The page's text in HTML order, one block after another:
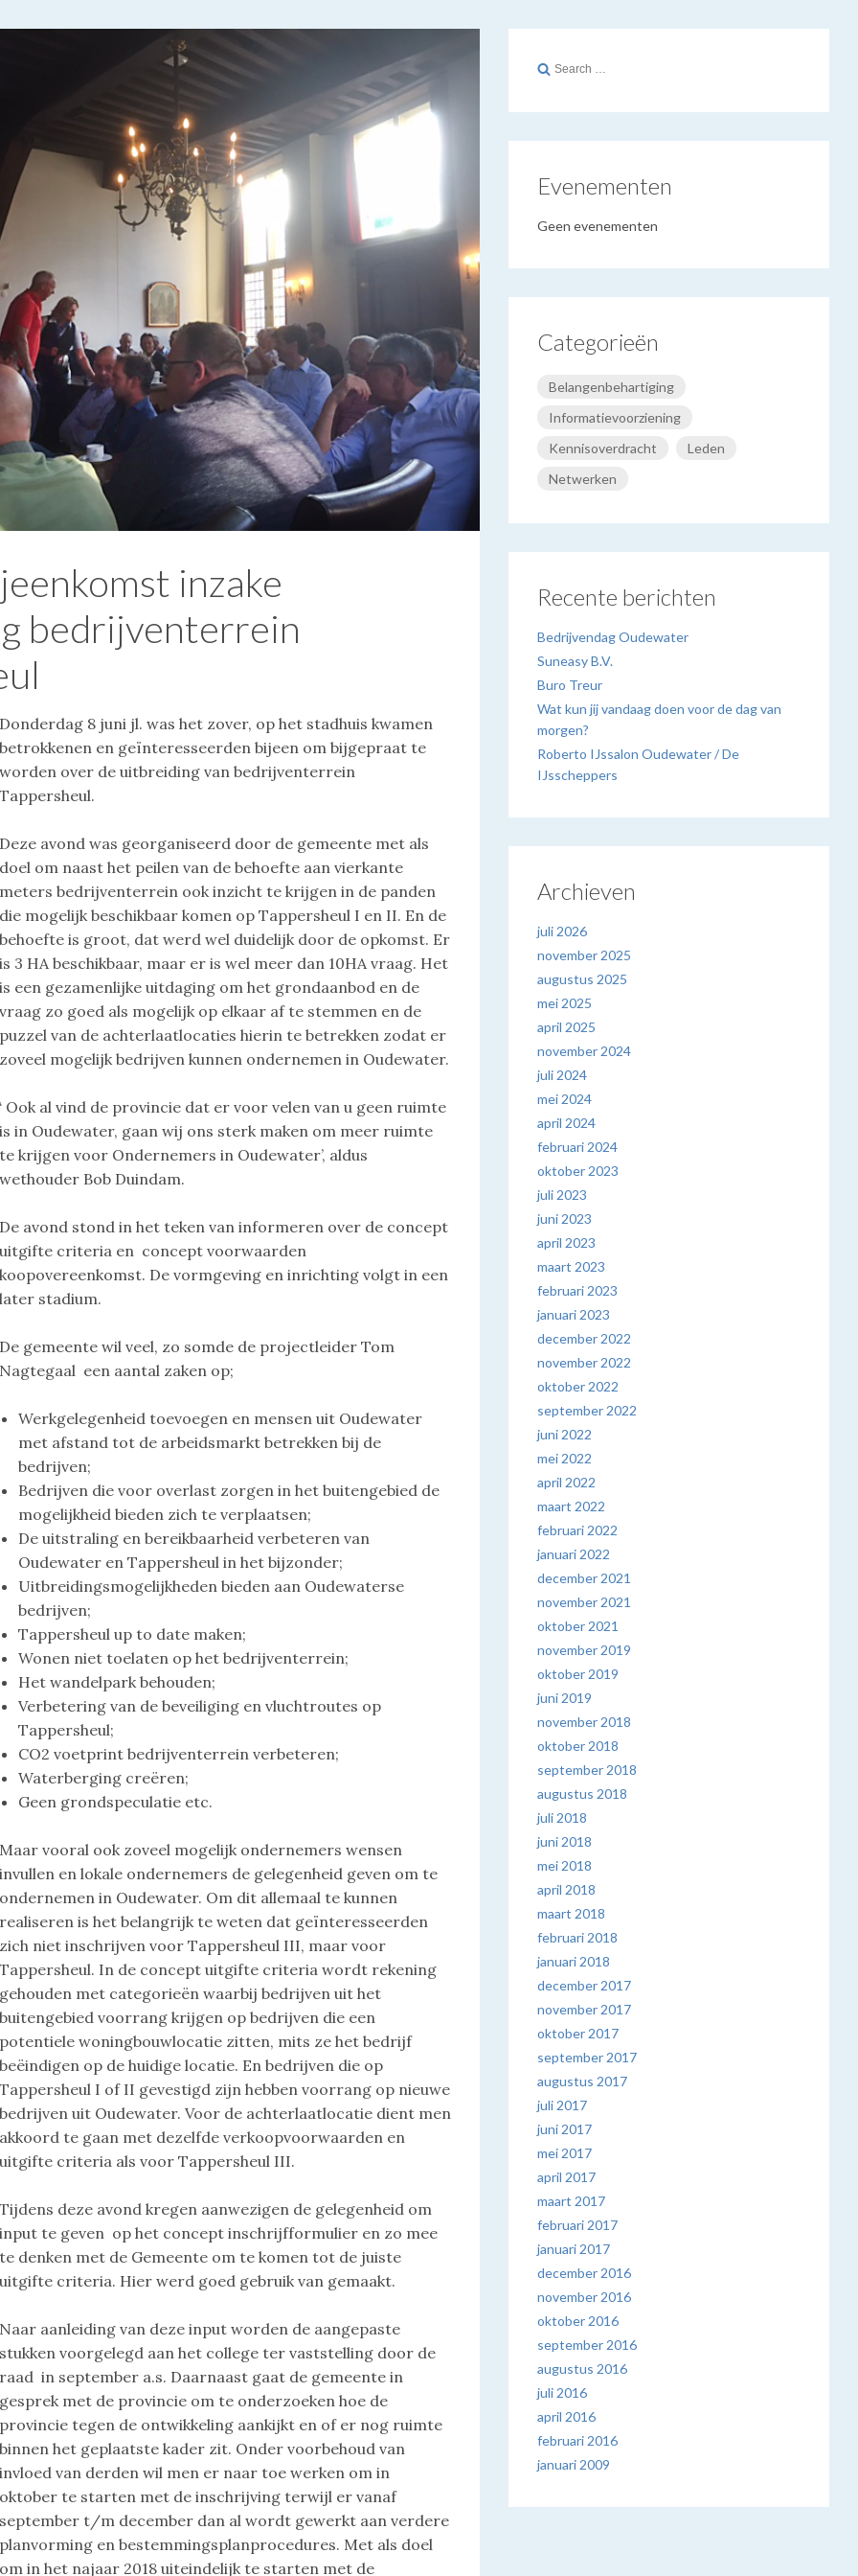
inzake
bedrijventerrein
Donderdag 8 juni jl. was het zover, op het stadhuis kwamen
betrokkenen en geïnteresseerden bijeen om bijgepraat te
worden over de uitbreiding van bedrijventerrein
Tappersheul.
Deze avond was georganiseerd door de gemeente met als
doel om naast het peilen van de behoefte aan vierkante
meters bedrijventerrein ook inzicht te krijgen in de panden
die mogelijk beschikbaar komen op Tappersheul I en II. En de
behoefte is groot, dat werd wel duidelijk door de opkomst. Er
is 3 HA beschikbaar, maar er is wel meer dan 10HA vraag. Het
is een gezamenlijke uitdaging om het grondaanbod en de
vraag zo goed als mogelijk op elkaar af te stemmen en de
puzzel van de achterlaatlocaties hierin te betrekken zodat er
zoveel mogelijk bedrijven kunnen ondernemen in Oudewater.
‘ Ook al vind de provincie dat er voor velen van u geen ruimte
is in Oudewater, gaan wij ons sterk maken om meer ruimte
te krijgen voor Ondernemers in Oudewater’, aldus
wethouder Bob Duindam.
De avond stond in het teken van informeren over de concept
uitgifte criteria en concept voorwaarden
koopovereenkomst. De vormgeving en inrichting volgt in een
later stadium.
De gemeente wil veel, zo somde de projectleider Tom
Nagtegaal een aantal zaken op;
Werkgelegenheid toevoegen en mensen uit Oudewater
met afstand tot de arbeidsmarkt betrekken bij de
bedrijven;
Bedrijven die voor overlast zorgen in het buitengebied de
mogelijkheid bieden zich te verplaatsen;
De uitstraling en bereikbaarheid verbeteren van
Oudewater en Tappersheul in het bijzonder;
Uitbreidingsmogelijkheden bieden aan Oudewaterse
bedrijven;
Tappersheul up to date maken;
Wonen niet toelaten op het bedrijventerrein;
Het wandelpark behouden;
Verbetering van de beveiliging en vluchtroutes op
Tappersheul;
CO2 voetprint bedrijventerrein verbeteren;
Waterberging creëren;
Geen grondspeculatie etc.
Maar vooral ook zoveel mogelijk ondernemers wensen
invullen en lokale ondernemers de gelegenheid geven om te
ondernemen in Oudewater. Om dit allemaal te kunnen
realiseren is het belangrijk te weten dat geïnteresseerden
zich niet inschrijven voor Tappersheul III, maar voor
Tappersheul. In de concept uitgifte criteria wordt rekening
gehouden met categorieën waarbij bedrijven uit het
buitengebied voorrang krijgen op bedrijven die een
potentiele woningbouwlocatie zitten, mits ze het bedrijf
beëindigen op de huidige locatie. En bedrijven die op
Tappersheul I of II gevestigd zijn hebben voorrang op nieuwe
bedrijven uit Oudewater. Voor de achterlaatlocatie dient men
akkoord te gaan met dezelfde verkoopvoorwaarden en
uitgifte criteria als voor Tappersheul III.
Tijdens deze avond kregen aanwezigen de gelegenheid om
input te geven op het concept inschrijfformulier en zo mee
te denken met de Gemeente om te komen tot de juiste
uitgifte criteria. Hier werd goed gebruik van gemaakt.
Naar aanleiding van deze input worden de aangepaste
stukken voorgelegd aan het college ter vaststelling door de
raad in september a.s. Daarnaast gaat de gemeente in
gesprek met de provincie om te onderzoeken hoe de
provincie tegen de ontwikkeling aankijkt en of er nog ruimte
binnen het geplaatste kader zit. Onder voorbehoud van
invloed van derden wil men er naar toe werken om in
oktober te starten met de inschrijving terwijl er vanaf
september t/m december dan al wordt gewerkt aan verdere
planvorming en bestemmingsplanprocedures. Met als doel
om in het najaar 2018 uiteindelijk te starten met de
Search
Evenementen
Geen evenementen
Categorieën
Belangenbehartiging
Informatievoorziening
Kennisoverdracht
Leden
Netwerken
Recente berichten
Bedrijvendag Oudewater
Suneasy B.V.
Buro Treur
Wat kun jij vandaag doen voor de dag van
morgen?
Roberto IJssalon Oudewater / De
IJsscheppers
Archieven
juli 2026
november 2025
augustus 2025
mei 2025
april 2025
november 2024
juli 2024
mei 2024
april 2024
februari 2024
oktober 2023
juli 2023
juni 2023
april 2023
maart 2023
februari 2023
januari 2023
december 2022
november 2022
oktober 2022
september 2022
juni 2022
mei 2022
april 2022
maart 2022
februari 2022
januari 2022
december 2021
november 2021
oktober 2021
november 2019
oktober 2019
juni 2019
november 2018
oktober 2018
september 2018
augustus 2018
juli 2018
juni 2018
mei 2018
april 2018
maart 2018
februari 2018
januari 2018
december 2017
november 2017
oktober 2017
september 2017
augustus 2017
juli 2017
juni 2017
mei 2017
april 2017
maart 2017
februari 2017
januari 2017
december 2016
november 2016
oktober 2016
september 2016
augustus 2016
juli 2016
april 2016
februari 2016
januari 2009